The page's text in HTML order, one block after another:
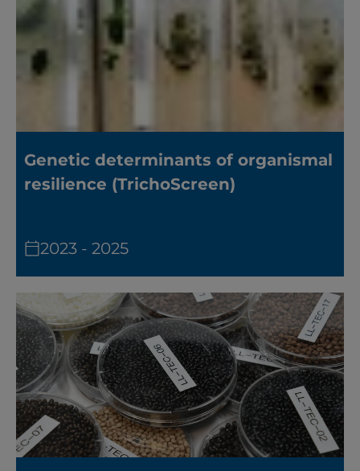
Genetic determinants of organismal
resilience (TrichoScreen)
2023 - 2025